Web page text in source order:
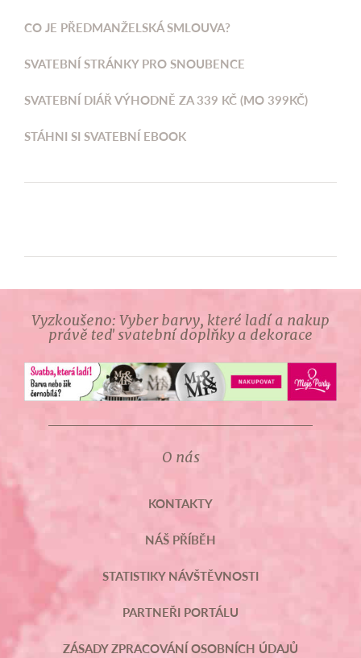
CO JE PŘEDMANŽELSKÁ SMLOUVA?
SVATEBNÍ STRÁNKY PRO SNOUBENCE
SVATEBNÍ DIÁŘ VÝHODNĚ ZA 339 KČ (MO 399KČ)
STÁHNI SI SVATEBNÍ EBOOK
Vyzkoušeno: Vyber barvy, které ladí a nakup
právě teď svatební doplňky a dekorace
O nás
KONTAKTY
NÁŠ PŘÍBĚH
STATISTIKY NÁVŠTĚVNOSTI
PARTNEŘI PORTÁLU
ZÁSADY ZPRACOVÁNÍ OSOBNÍCH ÚDAJŮ